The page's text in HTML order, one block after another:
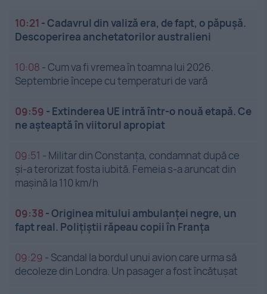
10:21 -Cadavrul din valiză era, de fapt, o păpușă.
Descoperirea anchetatorilor australieni
10:08 -Cum va fi vremea în toamna lui 2026.
Septembrie începe cu temperaturi de vară
09:59 - Extinderea UE intră într-o nouă etapă. Ce
ne așteaptă în viitorul apropiat
09:51 - Militar din Constanța, condamnat după ce
și-a terorizat fosta iubită. Femeia s-a aruncat din
mașină la 110 km/h
09:38 -Originea mitului ambulanței negre, un
fapt real. Polițiștii răpeau copii în Franța
09:29 - Scandal la bordul unui avion care urma să
decoleze din Londra. Un pasager a fost încătușat